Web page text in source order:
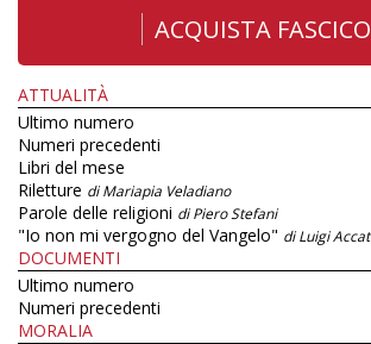
ACQUISTA
ATTUALITÀ
Ultimo numero
Numeri precedenti
Libri del mese
Riletture di Mariapia Veladiano
Parole delle religioni di Piero Stefani
"Io non mi vergogno del Vangelo" di Luigi
DOCUMENTI
Ultimo numero
Numeri precedenti
MORALIA